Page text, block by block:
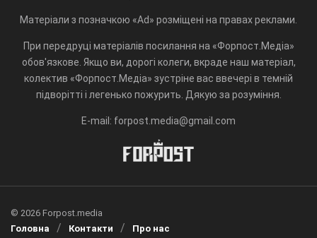
Матеріали з позначкою «Ad» розміщені на правах реклами.
При передруці матеріалів посилання на «Форпост.Медіа»
обов'язкове. Якщо ви, дорогі колеги, вкраде наш матеріал,
колектив «Форпост.Медіа» зустріне вас ввечері в темній
підворітті і легенько пожурить. Дякую за розуміння.
E-mail: forpost.media@gmail.com
© 2026 Forpost.media
Головна
Контакти Про нас